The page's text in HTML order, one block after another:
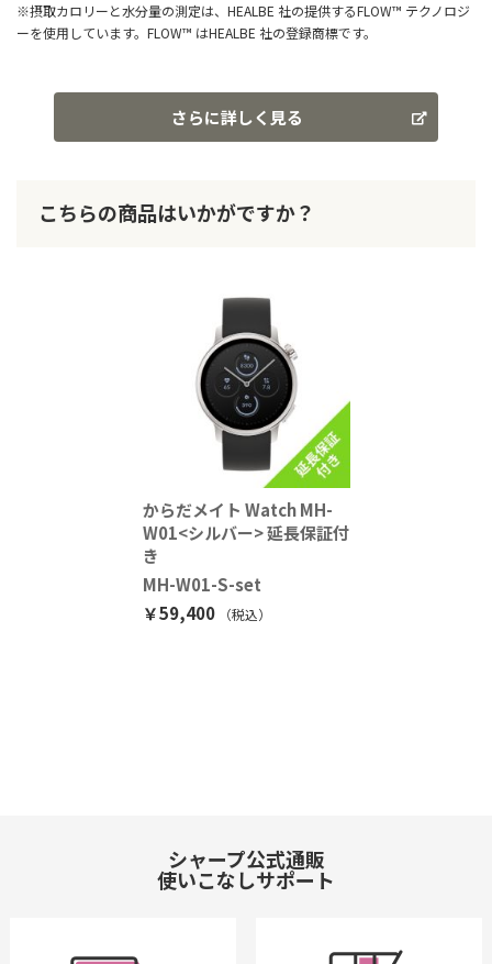
※摂取カロリーと水分量の測定は、HEALBE 社の提供するFLOW™ テクノロジ
ーを使用しています。FLOW™ はHEALBE 社の登録商標です。
さらに詳しく見る
こちらの商品はいかがですか？
からだメイト Watch MH-
W01<シルバー> 延長保証付
き
MH-W01-S-set
￥59,400
（税込）
シャープ公式通販
使いこなしサポート